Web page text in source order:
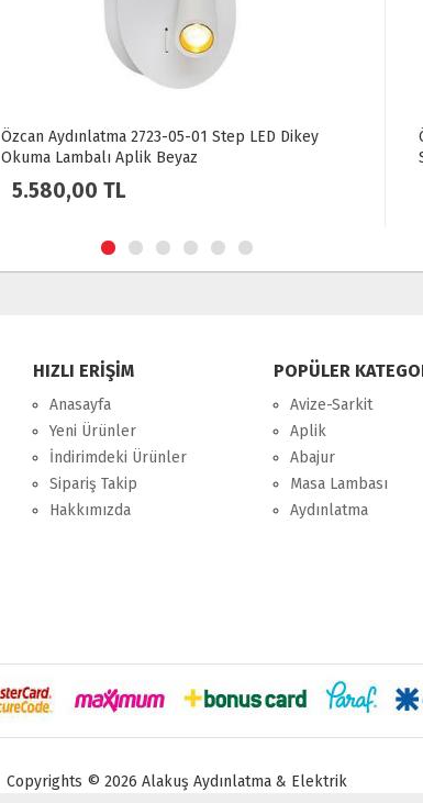
Özcan Aydınlatma 2723-04-19 Ball LED Aplik
Siyah
3.960,00 TL
HIZLI ERİŞİM
Anasayfa
Yeni Ürünler
İndirimdeki Ürünler
Sipariş Takip
Hakkımızda
POPÜLER
Avize-Sarkit
Aplik
Abajur
Masa Lambası
Aydınlatma
Copyrights © 2026 Alakuş Aydınlatma & Elektrik